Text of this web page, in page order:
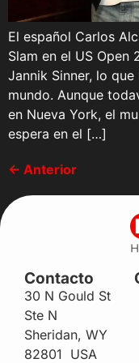
El español Carlos
Slam en el US Open
Jannik Sinner, lo
mundo. Aunque
en Nueva York, el
espera en el […]
← Anterior
Contacto
30 N Gould St
Ste N
Sheridan, WY
82801 USA